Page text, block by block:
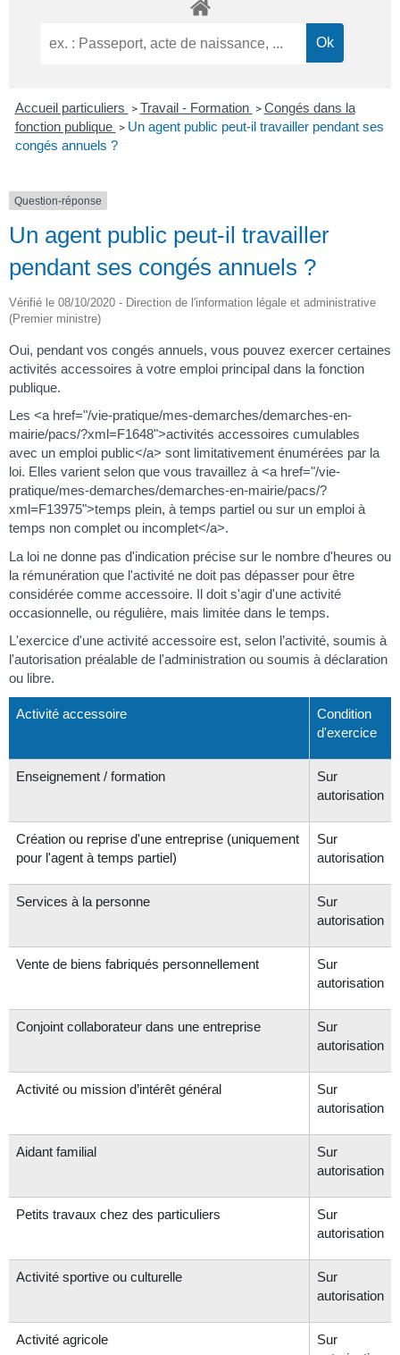
Accueil particuliers > Travail - Formation > Congés dans la
fonction publique > Un agent public peut-il travailler pendant ses
congés annuels ?
Question-réponse
Un agent public peut-il travailler
pendant ses congés annuels ?
Vérifié le 08/10/2020 - Direction de l'information légale et administrative
(Premier ministre)
Oui, pendant vos congés annuels, vous pouvez exercer certaines
activités accessoires à votre emploi principal dans la fonction
publique.
Les <a href="/vie-pratique/mes-demarches/demarches-en-
mairie/pacs/?xml=F1648">activités accessoires cumulables
avec un emploi public</a> sont limitativement énumérées par la
loi. Elles varient selon que vous travaillez à <a href="/vie-
pratique/mes-demarches/demarches-en-mairie/pacs/?
xml=F13975">temps plein, à temps partiel ou sur un emploi à
temps non complet ou incomplet</a>.
La loi ne donne pas d'indication précise sur le nombre d'heures ou
la rémunération que l'activité ne doit pas dépasser pour être
considérée comme accessoire. Il doit s'agir d'une activité
occasionnelle, ou régulière, mais limitée dans le temps.
L'exercice d'une activité accessoire est, selon l’activité, soumis à
l'autorisation préalable de l'administration ou soumis à déclaration
ou libre.
Activité accessoire
Condition
d'exercice
Enseignement / formation
Sur
autorisation
Création ou reprise d'une entreprise (uniquement
pour l'agent à temps partiel)
Sur
autorisation
Services à la personne
Sur
autorisation
Vente de biens fabriqués personnellement
Sur
autorisation
Conjoint collaborateur dans une entreprise
Sur
autorisation
Activité ou mission d’intérêt général
Sur
autorisation
Aidant familial
Sur
autorisation
Petits travaux chez des particuliers
Sur
autorisation
Activité sportive ou culturelle
Sur
autorisation
Activité agricole
Sur